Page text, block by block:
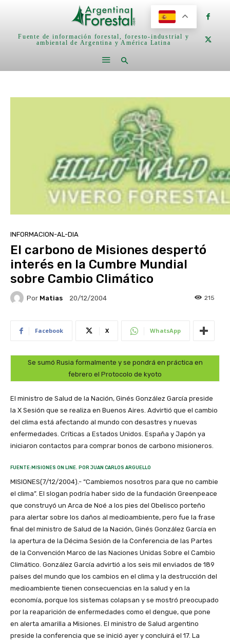
Fuente de información forestal, foresto-industrial y
ambiental de Argentina y América Latina
INFORMACION-AL-DIA
El carbono de Misiones despertó
interés en la Cumbre Mundial
sobre Cambio Climático
Por Matias 20/12/2004 215
Facebook X WhatsApp
Se sumó Rusia formalmente y se pondrá en práctica en
febrero el Protocolo de kyoto
El ministro de Salud de la Nación, Ginés González García preside
la X Sesión que se realiza en Buenos Aires. Advirtió que el cambio
del clima está afectando al mundo con desastres y nuevas
enfermedades. Críticas a Estados Unidos. España y Japón ya
iniciaron contactos para comprar bonos de carbono misioneros.
FUENTE:MISIONES ON LINE. POR JUAN CARLOS ARGUELLO
MISIONES(7/12/2004).- “Cambiemos nosotros para que no cambie
el clima”. El slogan podría haber sido de la fundación Greenpeace
que construyó un Arca de Noé a los pies del Obelisco porteño
para alertar sobre los daños al medioambiente, pero fue la frase
final del ministro de Salud de la Nación, Ginés González García en
la apertura de la Décima Sesión de la Conferencia de las Partes
de la Convención Marco de las Naciones Unidas Sobre el Cambio
Climático. González García advirtió a los seis mil enviados de 189
países del mundo que los cambios en el clima y la destrucción del
medioambiente tienen consecuencias en la salud y en la
economía, porque los sistemas colapsan y se mostró preocupado
por la reaparición de enfermedades como el dengue, que pone
en alerta amarilla a Misiones. El ministro de Salud argentino
preside la conferencia que se inició ayer y concluirá el 17. La